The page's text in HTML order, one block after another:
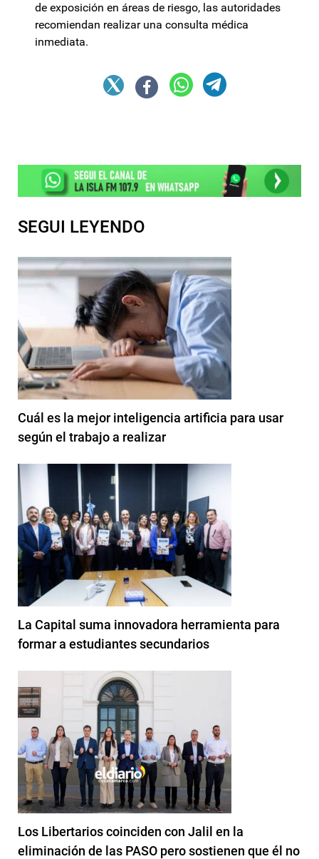
de exposición en áreas de riesgo, las autoridades
recomiendan realizar una consulta médica
inmediata.
SEGUI LEYENDO
Cuál es la mejor inteligencia artificia para usar
según el trabajo a realizar
La Capital suma innovadora herramienta para
formar a estudiantes secundarios
Los Libertarios coinciden con Jalil en la
eliminación de las PASO pero sostienen que él no